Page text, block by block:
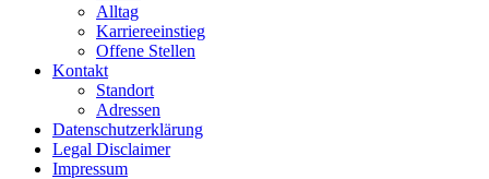
Alltag
Karriereeinstieg
Offene Stellen
Kontakt
Standort
Adressen
Datenschutzerklärung
Legal Disclaimer
Impressum